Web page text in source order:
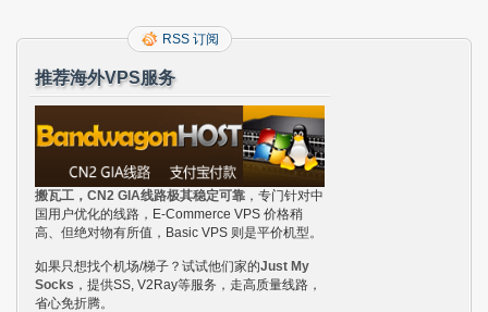
RSS 订阅
推荐海外VPS服务
搬瓦工，CN2 GIA线路极其稳定可靠 ，专门针对中
国用户优化的线路，E-Commerce VPS 价格稍
高、但绝对物有所值，Basic VPS 则是平价机型。
如果只想找个机场/梯子？试试他们家的Just My
Socks ，提供SS, V2Ray等服务，走高质量线路，
省心免折腾。